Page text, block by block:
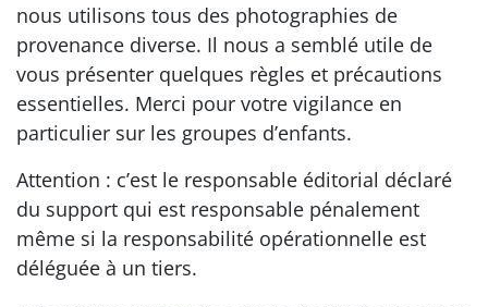
nous utilisons tous des photographies de
provenance diverse. Il nous a semblé utile de
vous présenter quelques règles et précautions
essentielles. Merci pour votre vigilance en
particulier sur les groupes d’enfants.
Attention : c’est le responsable éditorial déclaré
du support qui est responsable pénalement
même si la responsabilité opérationnelle est
déléguée à un tiers.